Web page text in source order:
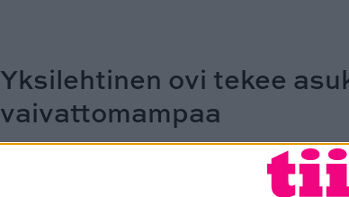
Yksilehtinen ovi tekee
vaivattomampaa
Nykyiset yksilehtiset äänieristys- ja paloluokitellut
Aiemmin huoneiston ulko-oven lisäksi asunnon
muistaa sulkea erikseen paremman äänieristyksen